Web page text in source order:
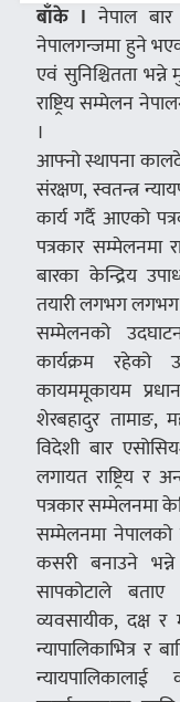
बाँके । नेपाल
नेपालगन्जमा हुने
एवं सुनिश्चितता
राष्ट्रिय सम्मेलन
।
आफ्नो स्थापना
संरक्षण, स्वतन्त्र
कार्य गर्दै आएको
पत्रकार सम्मेलनमा
बारका केन्द्रिय
तयारी लगभग लगभग
सम्मेलनको उदघाटन
कार्यक्रम रहेको
कायममूकायम
शेरबहादुर तामाङ,
विदेशी बार
लगायत राष्ट्रिय र
पत्रकार सम्मेलनमा
सम्मेलनमा नेपालको
कसरी बनाउने
सापकोटाले
व्यवसायीक, दक्ष र
न्यापालिकाभित्र र